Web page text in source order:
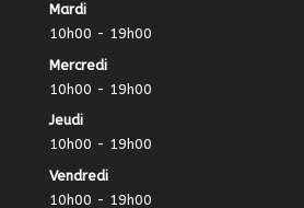
Mardi
10h00 - 19h00
Mercredi
10h00 - 19h00
Jeudi
10h00 - 19h00
Vendredi
10h00 - 19h00